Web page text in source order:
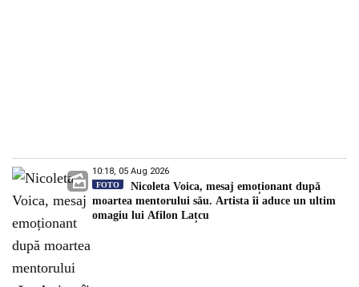
10:18, 05 Aug 2026
FOTO
Nicoleta Voica, mesaj emoționant după
moartea mentorului său. Artista îi aduce un ultim
omagiu lui Afilon Lațcu